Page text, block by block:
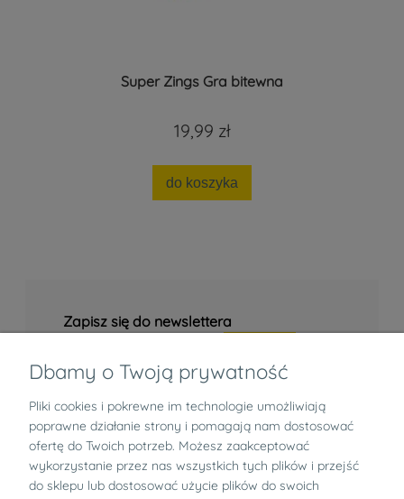
Super Zings Gra bitewna
19,99 zł
do koszyka
Zapisz się do newslettera
Informacje
Zwroty i reklamacje
Dbamy o Twoją prywatność
Pliki cookies i pokrewne im technologie umożliwiają
poprawne działanie strony i pomagają nam dostosować
ofertę do Twoich potrzeb. Możesz zaakceptować
wykorzystanie przez nas wszystkich tych plików i przejść
do sklepu lub dostosować użycie plików do swoich